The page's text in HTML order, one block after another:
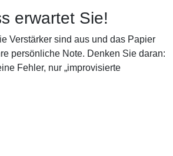
erwartet Sie!
Verstärker sind aus und das Papier
persönliche Note. Denken Sie daran:
Fehler, nur „improvisierte